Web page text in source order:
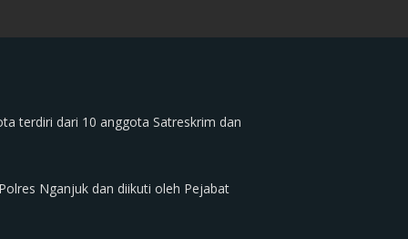
terdiri dari 10 anggota Satreskrim dan
Nganjuk dan diikuti oleh Pejabat